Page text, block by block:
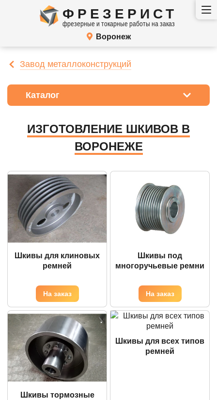
ФРЕЗЕРИСТ
фрезерные и токарные работы на заказ
Воронеж
Завод металлоконструкций
Каталог
ИЗГОТОВЛЕНИЕ ШКИВОВ В
ВОРОНЕЖЕ
Шкивы для клиновых
ремней
Шкивы под
многоручьевые ремни
Шкивы тормозные
Шкивы для всех типов
ремней